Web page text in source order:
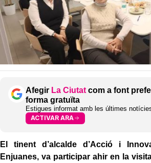
Afegir La Ciutat com a font
forma gratuïta
Estigues informat amb les últimes
ACTIVAR ARA
El tinent d’alcalde d’Acció i
Enjuanes, va participar ahir en la